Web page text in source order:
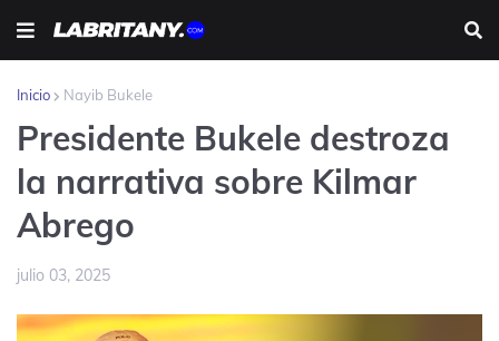
Inicio Nayib Bukele
Presidente Bukele destroza
la narrativa sobre Kilmar
Abrego
julio 03, 2025